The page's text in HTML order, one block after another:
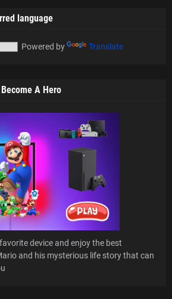
language
Powered by Translate
A Hero
device and enjoy the best
and his mysterious life story that can